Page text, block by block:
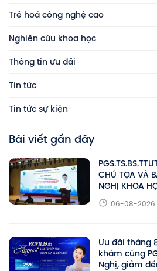
Trẻ hoá công nghệ cao
Nghiên cứu khoa học
Thông tin ưu đãi
Tin tức
Tin tức sự kiện
Bài viết gần đây
CHỦ TỌA VÀ
NGHỊ KHOA
06-08-2026
Ưu đãi tháng
khám cùng
Nghị, giảm